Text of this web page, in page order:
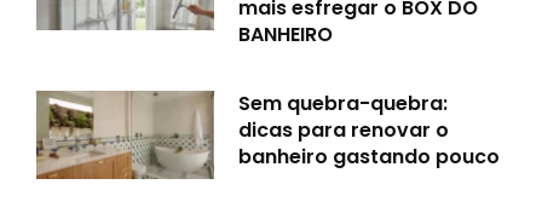
mais esfregar o BOX DO
BANHEIRO
Sem quebra-quebra:
dicas para renovar o
banheiro gastando pouco